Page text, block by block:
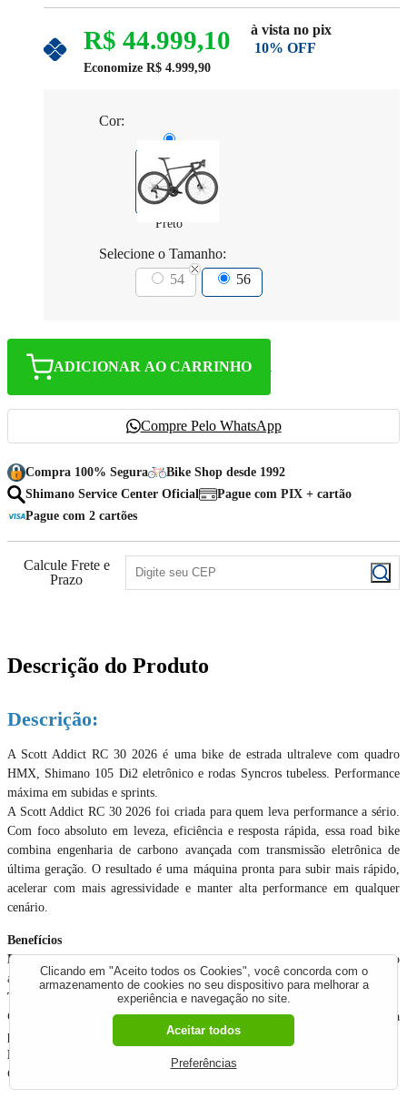
R$ 44.999,10
à vista no pix
10% OFF
Economize R$ 4.999,90
Cor:
Preto
Selecione o Tamanho:
54
56
ADICIONAR AO CARRINHO
Compre Pelo WhatsApp
Compra 100% Segura
Bike Shop desde 1992
Shimano Service Center Oficial
Pague com PIX + cartão
Pague com 2 cartões
Calcule Frete e
Prazo
Descrição do Produto
Descrição:
A Scott Addict RC 30 2026 é uma bike de estrada ultraleve com quadro
HMX, Shimano 105 Di2 eletrônico e rodas Syncros tubeless. Performance
máxima em subidas e sprints.
A Scott Addict RC 30 2026 foi criada para quem leva performance a sério.
Com foco absoluto em leveza, eficiência e resposta rápida, essa road bike
combina engenharia de carbono avançada com transmissão eletrônica de
última geração. O resultado é uma máquina pronta para subir mais rápido,
acelerar com mais agressividade e manter alta performance em qualquer
cenário.
Benefícios
Extremamente leve: redução de até 300g no quadro em relação à geração
anterior
Trocas eletrônicas precisase instantâneas com Shimano 105 Di2
Geometria moderna e responsiva, ideal para competição e alta
performance
Mais conforto em longas distâncias
com maior flexibilidade do conjunto
Compatível com pneus mais largos(até 34mm) para maior versatilidade
Clicando em "Aceito todos os Cookies", você concorda com o
armazenamento de cookies no seu dispositivo para melhorar a
experiência e navegação no site.
Preferências
Aceitar todos